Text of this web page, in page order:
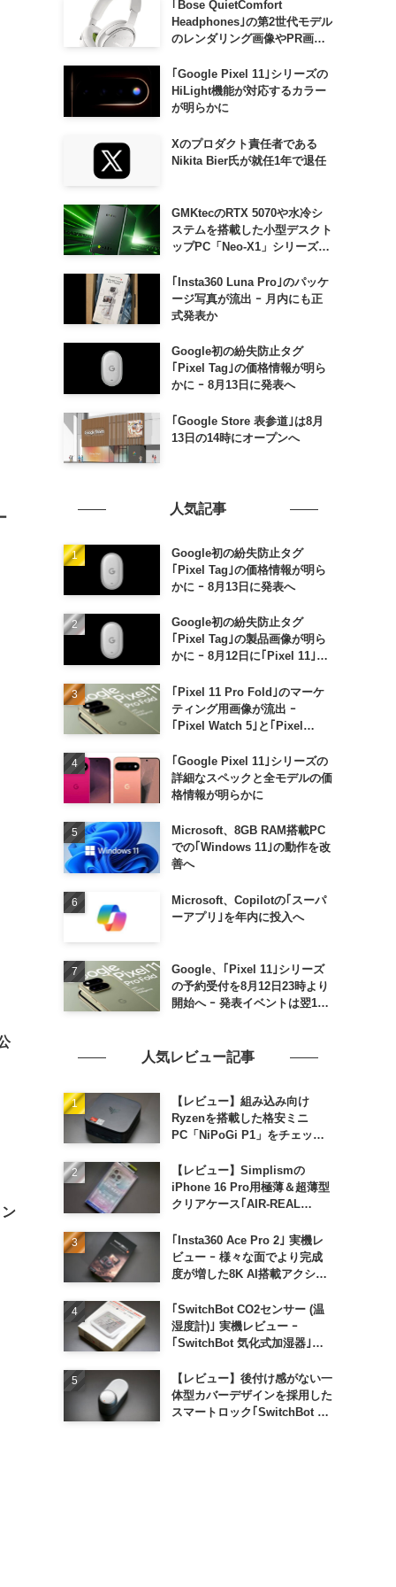
｢Bose QuietComfort
Headphones｣の第2世代モデル
のレンダリング画像やPR画像
｢Google Pixel 11｣シリーズの
HiLight機能が対応するカラー
が明らかに
Xのプロダクト責任者である
Nikita Bier氏が就任1年で退任
GMKtecのRTX 5070や水冷シ
ステムを搭載した小型デスクト
ップPC「Neo-X1」シリーズ、
｢Insta360 Luna Pro｣のパッケ
ージ写真が流出 ｰ 月内にも正
式発表か
Google初の紛失防止タグ
｢Pixel Tag｣の価格情報が明ら
かに ｰ 8月13日に発表へ
｢Google Store 表参道｣は8月
13日の14時にオープンへ
人気記事
Google初の紛失防止タグ
｢Pixel Tag｣の価格情報が明ら
かに ｰ 8月13日に発表へ
Google初の紛失防止タグ
｢Pixel Tag｣の製品画像が明ら
かに ｰ 8月12日に｢Pixel 11｣な
｢Pixel 11 Pro Fold｣のマーケ
ティング用画像が流出 ｰ
｢Pixel Watch 5｣と｢Pixel
も｢Google Pixel 11｣シリーズの
詳細なスペックと全モデルの価
格情報が明らかに
Microsoft、8GB RAM搭載PC
での｢Windows 11｣の動作を改
善へ
Microsoft、Copilotの｢スーパ
ーアプリ｣を年内に投入へ
Google、｢Pixel 11｣シリーズ
の予約受付を8月12日23時より
開始へ ｰ 発表イベントは翌13
人気レビュー記事
【レビュー】組み込み向け
Ryzenを搭載した格安ミニ
PC「NiPoGi P1」をチェック
高性能
【レビュー】Simplismの
iPhone 16 Pro用極薄＆超薄型
クリアケース｢AIR-REAL
｢Insta360 Ace Pro 2｣ 実機レ
ビュー ｰ 様々な面でより完成
度が増した8K AI搭載アクショ
｢SwitchBot CO2センサー (温
湿度計)｣ 実機レビュー ｰ
｢SwitchBot 気化式加湿器｣と
便利
【レビュー】後付け感がない一
体型カバーデザインを採用した
スマートロック｢SwitchBot ロ